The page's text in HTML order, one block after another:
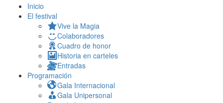
Inicio
El festival
Vive la Magia
Colaboradores
Cuadro de honor
Historia en carteles
Entradas
Programación
Gala Internacional
Gala Unipersonal